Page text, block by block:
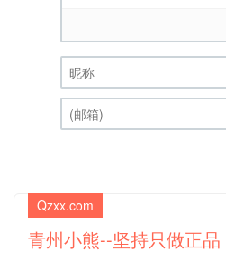
昵称 (必填)
Qzxx.com
青州小熊--坚持只做正品